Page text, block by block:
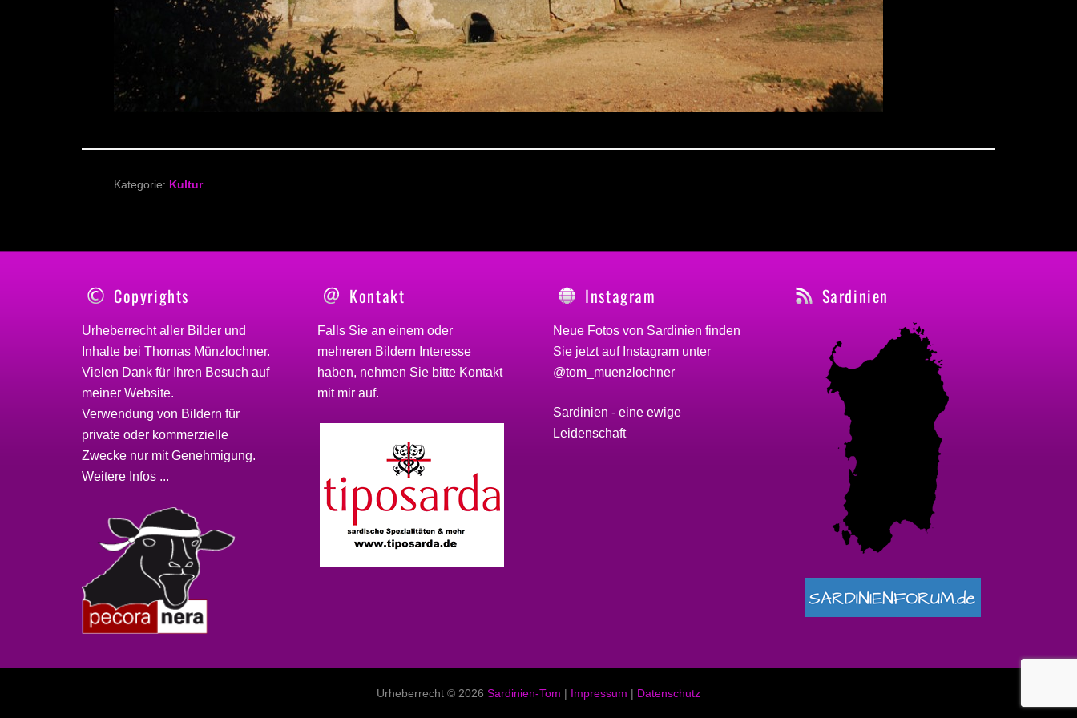
Kategorie: Kultur
Copyrights
Urheberrecht aller Bilder und
Inhalte bei Thomas Münzlochner.
Vielen Dank für Ihren Besuch auf
meiner Website.
Verwendung von Bildern für
private oder kommerzielle
Zwecke nur mit Genehmigung.
Weitere Infos ...
Kontakt
Falls Sie an einem oder
mehreren Bildern Interesse
haben, nehmen Sie bitte Kontakt
mit mir auf.
Instagram
Neue Fotos von Sardinien finden
Sie jetzt auf Instagram unter
@tom_muenzlochner
Sardinien - eine ewige
Leidenschaft
Sardinien
Urheberrecht © 2026 Sardinien-Tom | Impressum | Datenschutz